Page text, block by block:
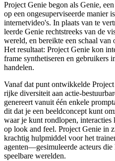
Project Genie begon als Genie,
op een ongesuperviseerde manier
internetvideo's. In plaats van te
leerde Genie rechtstreeks van de
wereld, en bereikte een schaal van
Het resultaat: Project Genie kon
frame synthetiseren en gebruikers
handelen.
Vanaf dat punt ontwikkelde
rijke diversiteit aan actie-
genereert vanuit één enkele
dit dat je een beeldconcept kunt
waar je kunt rondlopen, interacties
op look and feel. Project Genie in
krachtig hulpmiddel voor het
agenten—gesimuleerde acteurs
speelbare werelden.